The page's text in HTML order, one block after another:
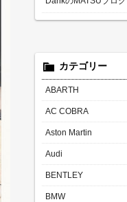
カテゴリー
ABARTH
AC COBRA
Aston Martin
Audi
BENTLEY
BMW